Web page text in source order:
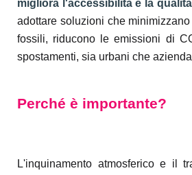
migliora l'accessibilità e la
adottare soluzioni che
fossili, riducono le emissioni di
spostamenti, sia urbani che
Perché è importante?
L'inquinamento atmosferico e il